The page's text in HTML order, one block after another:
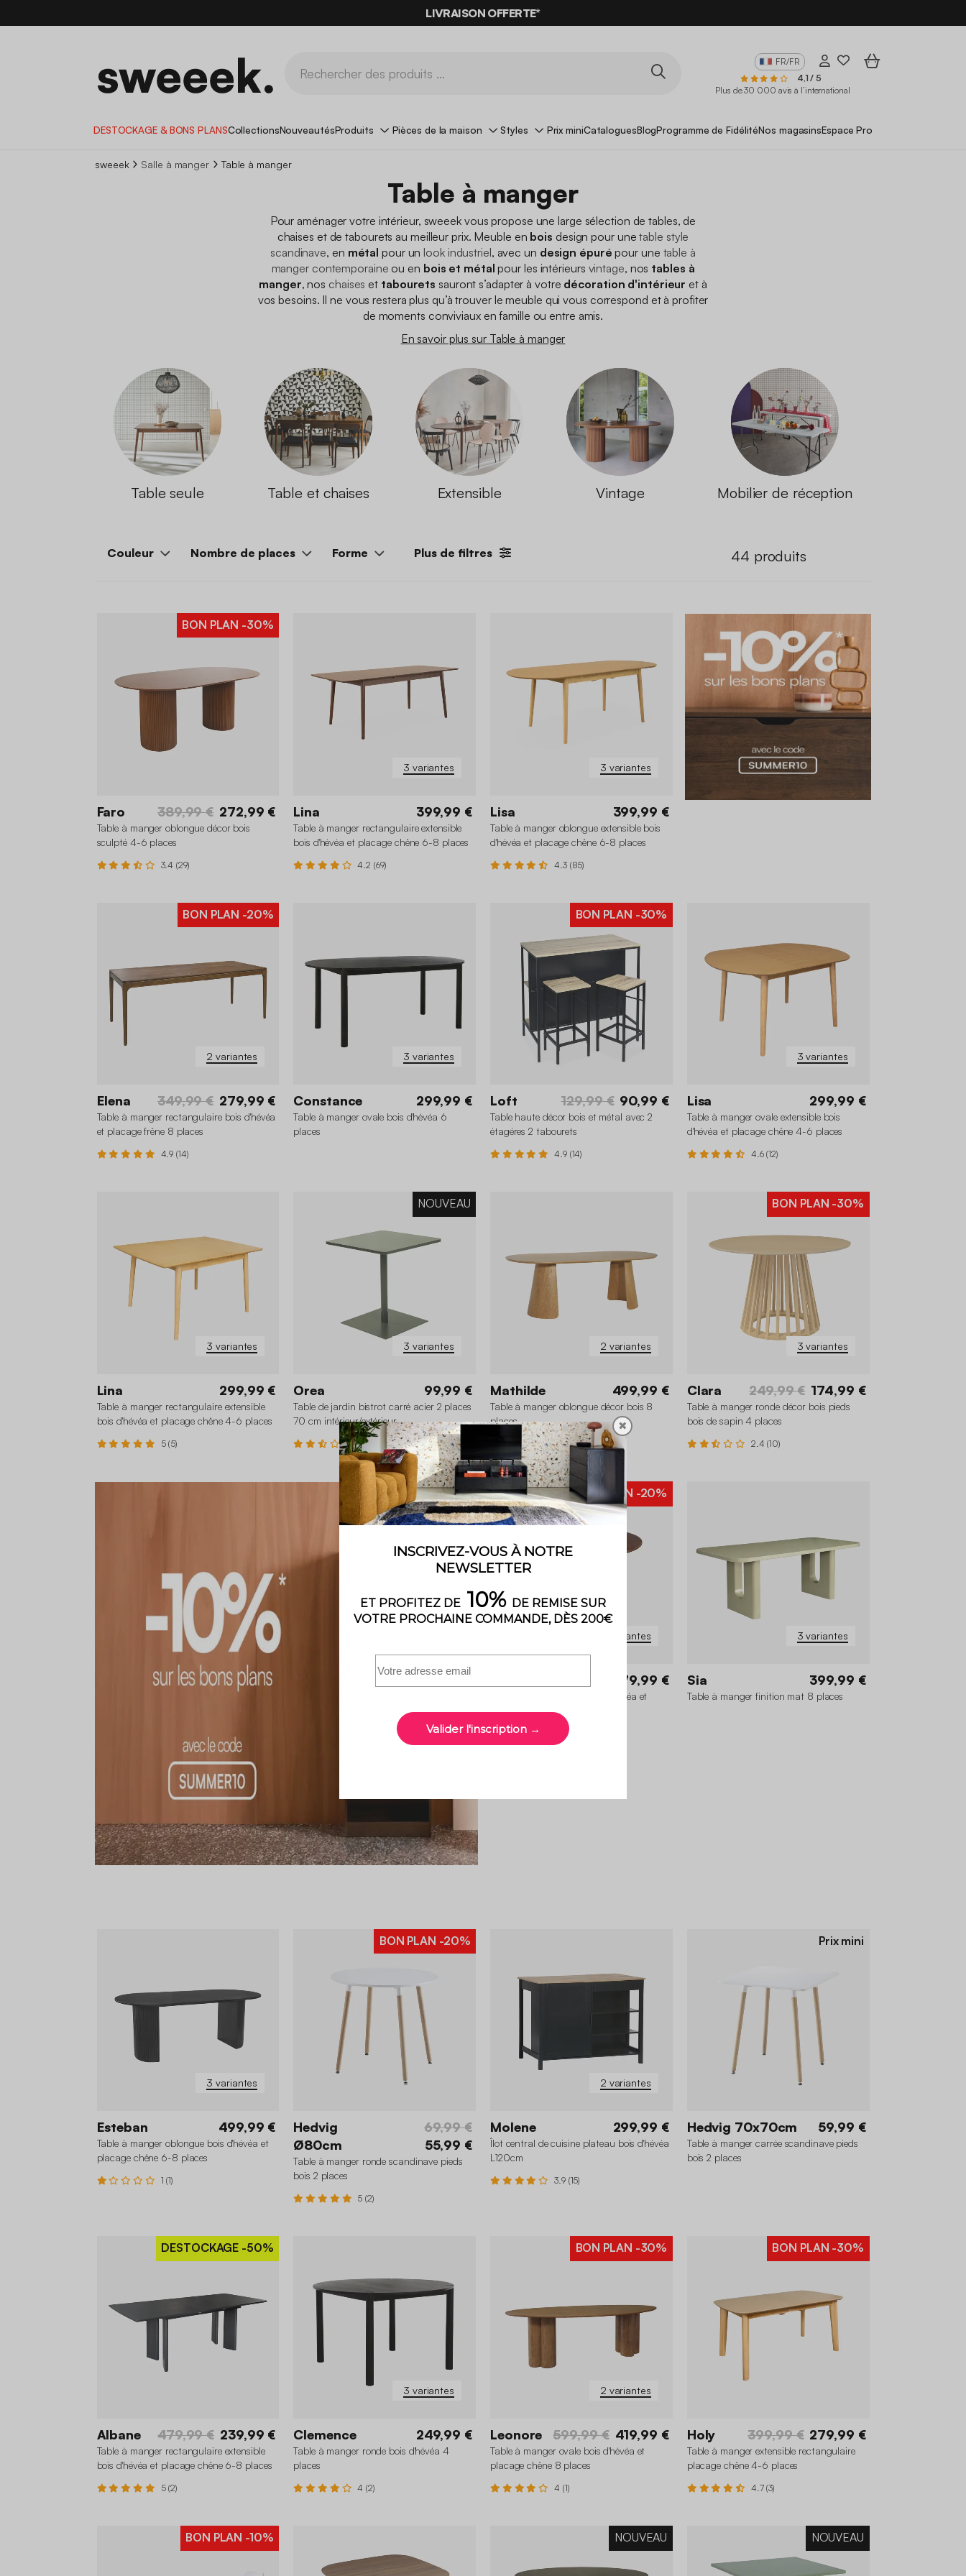
BONS PLANS* AVEC LECODE SUMMER10
FR/FR
4,1 / 5
Plus de 30 000 avis à l’international
DESTOCKAGE & BONS PLANSCollectionsNouveautésProduits Pièces de la maison Styles Prix miniCataloguesBlogProgramme de FidélitéNos magasinsEspace Pro
sweeek Salle à manger Table à manger
Table à manger
Pour aménager votre intérieur, sweeek vous propose une large sélection de tables, de
chaises et de tabourets au meilleur prix. Meuble en bois design pour unetable style
scandinave, en métal pour un look industriel, avec un design épuré pour une table à
manger contemporaine ou en bois et métalpour les intérieurs vintage, nos tables à
manger, nos chaises et tabourets sauront s’adapter à votre décoration d'intérieur et à
vos besoins. Il ne vous restera plus qu’à trouver le meuble qui vous correspond et à profiter
de moments conviviaux en famille ou entre amis.
En savoir plus sur Table à manger
Table seule Table et chaises Extensible Vintage Mobilier de réception
Couleur Nombre de places Forme Plus de filtres 44 produits
BON PLAN -30%
Faro 389,99 € 272,99 €
Table à manger oblongue décor bois
sculpté 4-6 places
3.4 (29)
3 variantes
Lina 399,99 €
Table à manger rectangulaire extensible
bois d'hévéa et placage chêne 6-8 places
4.2 (69)
3 variantes
Lisa 399,99 €
Table à manger oblongue extensible bois
d'hévéa et placage chêne 6-8 places
4.3 (85)
2 variantes
BON PLAN -20%
Elena 349,99 € 279,99 €
Table à manger rectangulaire bois d'hévéa
et placage frêne 8 places
4.9 (14)
3 variantes
Constance 299,99 €
Table à manger ovale bois d'hévéa 6
places
BON PLAN -30%
Loft 129,99 € 90,99 €
Table haute décor bois et métal avec 2
étagéres 2 tabourets
4.9 (14)
3 variantes
Lisa 299,99 €
Table à manger ovale extensible bois
d'hévéa et placage chêne 4-6 places
4.6 (12)
3 variantes
Lina 299,99 €
Table à manger rectangulaire extensible
bois d'hévéa et placage chêne 4-6 places
5 (5)
3 variantes
NOUVEAU
Orea 99,99 €
Table de jardin bistrot carré acier 2 places
70 cm intérieur/extérieur
2.5 (6)
2 variantes
Mathilde 499,99 €
Table à manger oblongue décor bois 8
places
3 variantes
BON PLAN -30%
Clara 249,99 € 174,99 €
Table à manger ronde décor bois pieds
bois de sapin 4 places
2.4 (10)
3 variantes
BON PLAN -20%
279,99 €
Table à manger ronde bois d'hévéa et
placage chêne 4 places
3.7 (6)
3 variantes
Sia 399,99 €
Table à manger finition mat 8 places
3 variantes
Esteban 499,99 €
Table à manger oblongue bois d'hévéa et
placage chêne 6-8 places
1 (1)
BON PLAN -20%
Hedvig
Ø80cm
69,99 €
55,99 €
Table à manger ronde scandinave pieds
bois 2 places
5 (2)
2 variantes
Molene 299,99 €
Îlot central de cuisine plateau bois d'hévéa
L120cm
3.9 (15)
Prix mini
Hedvig 70x70cm 59,99 €
Table à manger carrée scandinave pieds
bois 2 places
DESTOCKAGE -50%
Albane 479,99 € 239,99 €
Table à manger rectangulaire extensible
bois d'hévéa et placage chêne 6-8 places
5 (2)
3 variantes
Clemence 249,99 €
Table à manger ronde bois d'hévéa 4
places
4 (2)
2 variantes
BON PLAN -30%
Leonore 599,99 € 419,99 €
Table à manger ovale bois d'hévéa et
placage chêne 8 places
4 (1)
BON PLAN -30%
Holy 399,99 € 279,99 €
Table à manger extensible rectangulaire
placage chêne 4-6 places
4.7 (3)
BON PLAN -10% NOUVEAU NOUVEAU
✖